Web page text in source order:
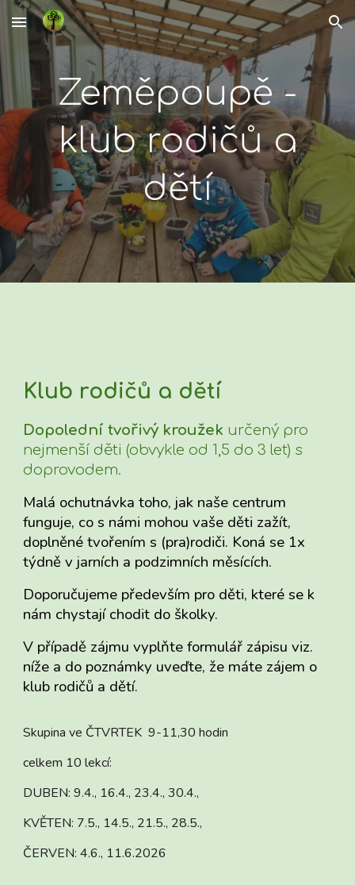
Skip to main content Skip to navigation
Zeměpoupě -
klub rodičů a
dětí
Klub rodičů a dětí
Dopolední tvořivý kroužek určený pro
nejmenší děti (obvykle od 1,5 do 3 let) s
doprovodem.
Malá ochutnávka toho, jak naše centrum
funguje, co s námi mohou vaše děti zažít,
doplněné tvořením s (pra)rodiči. Koná se 1x
týdně v jarních a podzimních měsících.
Doporučujeme především pro děti, které se k
nám chystají chodit do školky.
V případě zájmu vyplňte formulář zápisu viz.
níže a do poznámky uveďte, že máte zájem o
klub rodičů a dětí.
Skupina ve ČTVRTEK 9-11,30 hodin
celkem 10 lekcí:
DUBEN: 9.4., 16.4., 23.4., 30.4.,
KVĚTEN: 7.5., 14.5., 21.5., 28.5.,
ČERVEN: 4.6., 11.6.2026